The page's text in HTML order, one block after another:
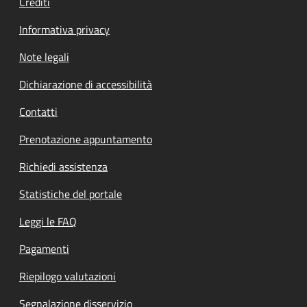
Informativa privacy
Note legali
Dichiarazione di accessibilità
Contatti
Prenotazione appuntamento
Richiedi assistenza
Statistiche del portale
Leggi le FAQ
Pagamenti
Riepilogo valutazioni
Segnalazione disservizio